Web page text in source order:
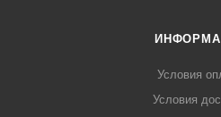
Условия
Условия